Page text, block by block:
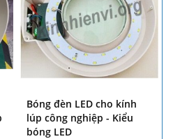
Bóng đèn LED cho kính
lúp công nghiệp - Kiểu
bóng LED